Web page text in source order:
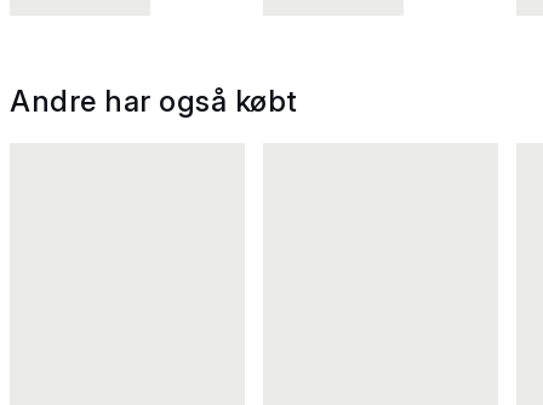
Andre har også købt